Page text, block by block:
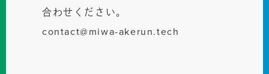
合わせください。
contact@miwa-akerun.tech